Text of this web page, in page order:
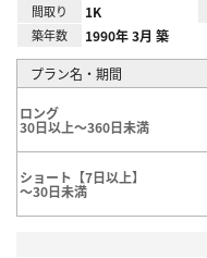
間取り 1K
築年数 1990年 3月 築
プラン名・期間
ロング
30日以上～360日未満
ショート【7日以上】
～30日未満